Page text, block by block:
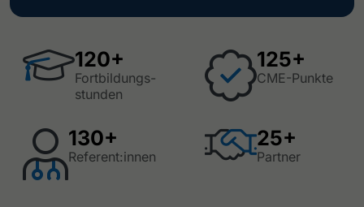
120+
Fortbildungs-
stunden
125+
CME-Punkte
130+
Referent:innen
25+
Partner